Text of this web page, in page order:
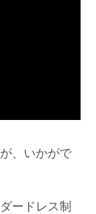
、いかがで
ードレス制